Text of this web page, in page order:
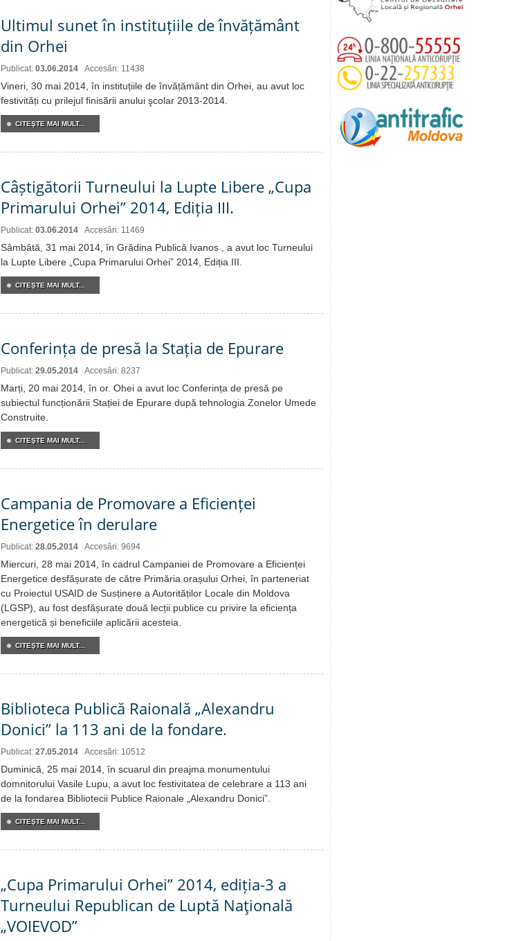
Ultimul sunet în instituțiile de învățământ
din Orhei
Publicat: 03.06.2014 Accesări: 11438
Vineri, 30 mai 2014, în instituțiile de învățământ din Orhei, au avut loc
festivități cu prilejul finisării anului şcolar 2013-2014.
CITEŞTE MAI MULT...
Câștigătorii Turneului la Lupte Libere „Cupa
Primarului Orhei” 2014, Ediția III.
Publicat: 03.06.2014 Accesări: 11469
Sâmbătă, 31 mai 2014, în Grădina Publică Ivanos , a avut loc Turneului
la Lupte Libere „Cupa Primarului Orhei” 2014, Ediția III.
CITEŞTE MAI MULT...
Conferința de presă la Stația de Epurare
Publicat: 29.05.2014 Accesări: 8237
Marți, 20 mai 2014, în or. Ohei a avut loc Conferința de presă pe
subiectul funcționării Stației de Epurare după tehnologia Zonelor Umede
Construite.
CITEŞTE MAI MULT...
Campania de Promovare a Eficienței
Energetice în derulare
Publicat: 28.05.2014 Accesări: 9694
Miercuri, 28 mai 2014, în cadrul Campaniei de Promovare a Eficienței
Energetice desfășurate de către Primăria orașului Orhei, în parteneriat
cu Proiectul USAID de Susținere a Autorităților Locale din Moldova
(LGSP), au fost desfășurate două lecții publice cu privire la eficiența
energetică și beneficiile aplicării acesteia.
CITEŞTE MAI MULT...
Biblioteca Publică Raională „Alexandru
Donici” la 113 ani de la fondare.
Publicat: 27.05.2014 Accesări: 10512
Duminică, 25 mai 2014, în scuarul din preajma monumentului
domnitorului Vasile Lupu, a avut loc festivitatea de celebrare a 113 ani
de la fondarea Bibliotecii Publice Raionale „Alexandru Donici”.
CITEŞTE MAI MULT...
„Cupa Primarului Orhei” 2014, ediția-3 a
Turneului Republican de Luptă Naţională
„VOIEVOD”